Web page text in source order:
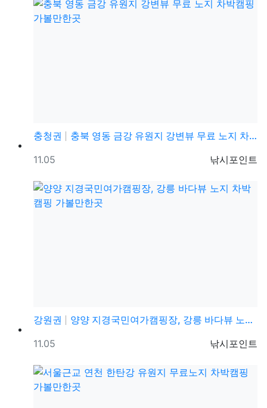
충청권
충북 영동 금강 유원지 강변뷰 무료 노지 차박캠핑 가볼…
등록자
낚시포인트
등록일
11.05
강원권
양양 지경국민여가캠핑장, 강릉 바다뷰 노지 차박캠핑 가…
등록자
낚시포인트
등록일
11.05